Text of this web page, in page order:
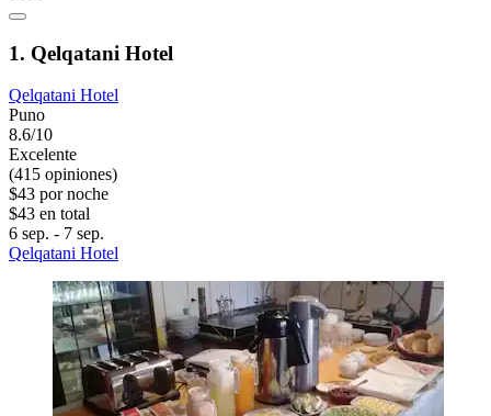
1. Qelqatani Hotel
Qelqatani Hotel
Puno
8.6/10
Excelente
(415 opiniones)
$43 por noche
$43 en total
6 sep. - 7 sep.
Qelqatani Hotel